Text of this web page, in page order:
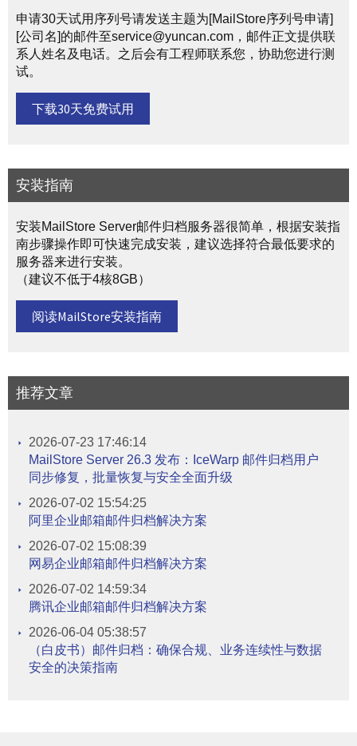
申请30天试用序列号请发送主题为[MailStore序列号申请]
[公司名]的邮件至service@yuncan.com，邮件正文提供联
系人姓名及电话。之后会有工程师联系您，协助您进行测
试。
下载30天免费试用
安装指南
安装MailStore Server邮件归档服务器很简单，根据安装指
南步骤操作即可快速完成安装，建议选择符合最低要求的
服务器来进行安装。
（建议不低于4核8GB）
阅读MailStore安装指南
推荐文章
2026-07-23 17:46:14
MailStore Server 26.3 发布：IceWarp 邮件归档用户
同步修复，批量恢复与安全全面升级
2026-07-02 15:54:25
阿里企业邮箱邮件归档解决方案
2026-07-02 15:08:39
网易企业邮箱邮件归档解决方案
2026-07-02 14:59:34
腾讯企业邮箱邮件归档解决方案
2026-06-04 05:38:57
（白皮书）邮件归档：确保合规、业务连续性与数据
安全的决策指南